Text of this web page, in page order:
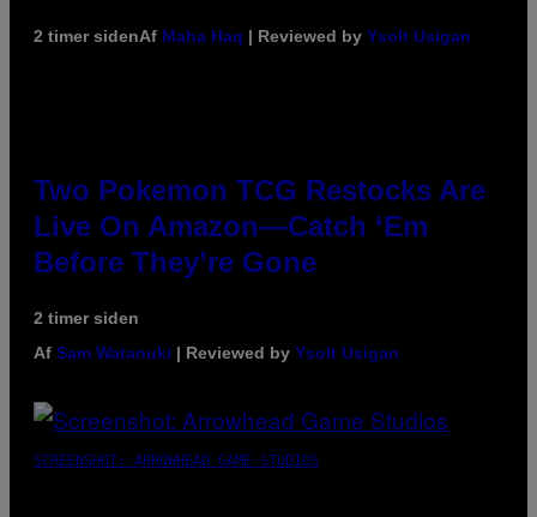
2 timer sidenAf Maha Haq | Reviewed by Ysolt Usigan
Two Pokemon TCG Restocks Are
Live On Amazon—Catch ‘Em
Before They’re Gone
2 timer siden
Af Sam Watanuki | Reviewed by Ysolt Usigan
SCREENSHOT: ARROWHEAD GAME STUDIOS